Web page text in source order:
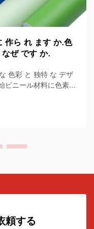
作ら れ ます か.色
ぜ です か.
色彩 と 独特 な デザ
ビニール材料に色素や
録は...
頼する